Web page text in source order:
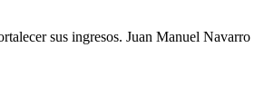
sus ingresos. Juan Manuel Navarro